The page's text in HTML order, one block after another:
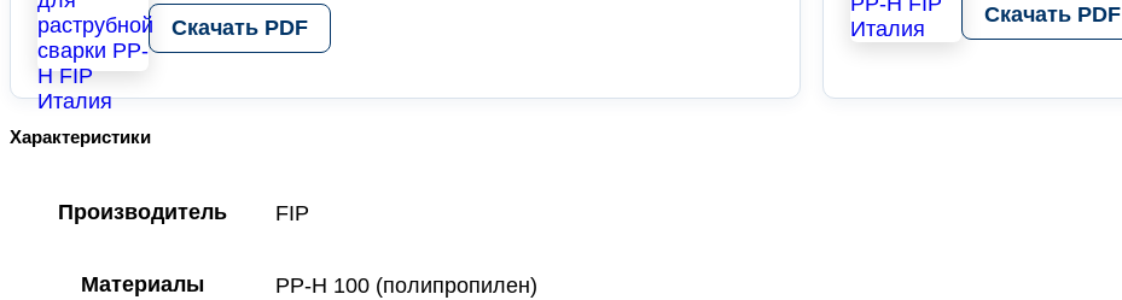
Скачать PDF
Скачать PDF
Характеристики
Производитель FIP
Материалы PP-H 100 (полипропилен)